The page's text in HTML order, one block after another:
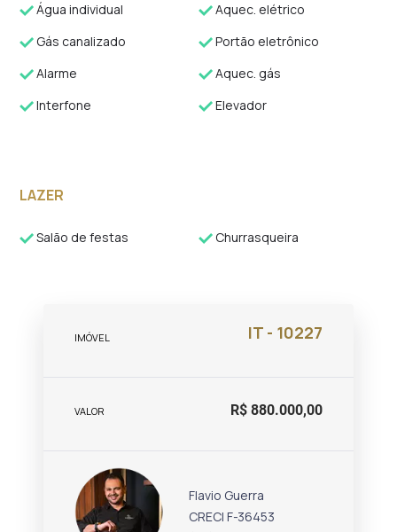
Água individual
Aquec. elétrico
Gás canalizado
Portão eletrônico
Alarme
Aquec. gás
Interfone
Elevador
LAZER
Salão de festas Churrasqueira
IMÓVEL IT - 10227
VALOR R$ 880.000,00
Flavio Guerra
CRECI F-36453